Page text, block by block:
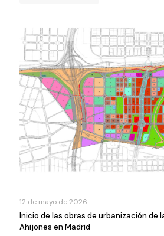
12 de mayo de 2026
Inicio de las obras de urbanización de
Ahijones en Madrid